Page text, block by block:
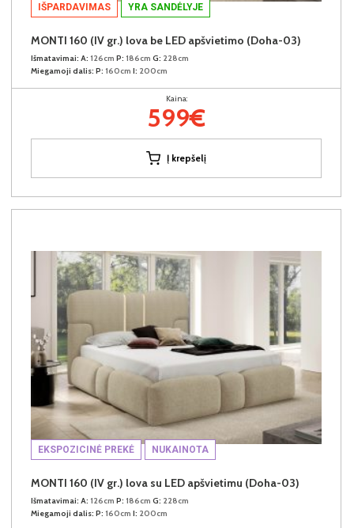
IŠPARDAVIMAS YRA SANDĖLYJE
MONTI 160 (IV gr.) lova be LED apšvietimo (Doha-03)
Išmatavimai: A: 126cm P: 186cm G: 228cm
Miegamoji dalis: P: 160cm I: 200cm
Kaina:
599€
Į krepšelį
EKSPOZICINĖ PREKĖ NUKAINOTA
MONTI 160 (IV gr.) lova su LED apšvietimu (Doha-03)
Išmatavimai: A: 126cm P: 186cm G: 228cm
Miegamoji dalis: P: 160cm I: 200cm